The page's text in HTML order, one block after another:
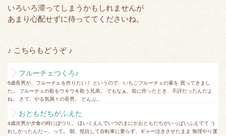
いろいろ滞ってしまうかもしれませんが
あまり心配せずに待っててくださいね。
♪ こちらもどうぞ ♪
フルーチェつくろ♪
6歳長男が、フルーチェを作りたい！ というので、いちごフルーチェの素を 買ってきまし
た。 フルーチェの歌をウキウキ歌う兄弟。 でもなぁ。前に作ったとき、不評だったんだよ
ね。 さて、やる気満々の長男。 どんぶ...
おともだちがふえた
4歳次男が夕食の時にぽつり。 ほいくえんでいつのまにかおともだちがいっぱいふえてて う
れしかったんだ～、って。 朝、抵抗して自転車に乗らず、ギャー泣きさせたまま 無理やり運